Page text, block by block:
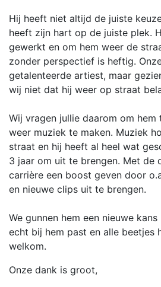
Hij heeft niet altijd de juiste
heeft zijn hart op de juiste plek.
gewerkt en om hem weer de
zonder perspectief is heftig.
getalenteerde artiest, maar
wij niet dat hij weer op straat
Wij vragen jullie daarom om
weer muziek te maken. Muziek
straat en hij heeft al heel wat
3 jaar om uit te brengen. Met de
carrière een boost geven door
en nieuwe clips uit te brengen.
We gunnen hem een nieuwe
echt bij hem past en alle beetjes
welkom.
Onze dank is groot,